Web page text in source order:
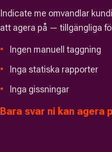
Indicate me omvandlar
att agera på — tillgängliga
•
Ingen manuell taggning
•
Inga statiska rapporter
•
Inga gissningar
Bara svar ni kan agera